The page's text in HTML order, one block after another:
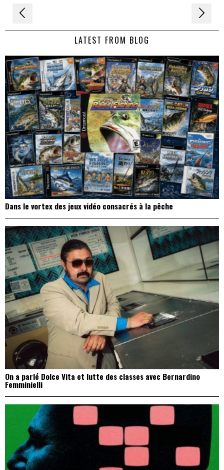
Navigation
de LATEST FROM BLOG
Dans le vortex des jeux vidéo consacrés à la pêche
On a parlé Dolce Vita et lutte des classes avec Bernardino
Femminielli